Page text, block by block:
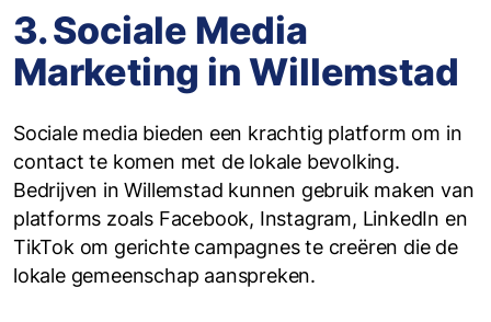
3. Sociale Media
Marketing in Willemstad
Sociale media bieden een krachtig platform om in
contact te komen met de lokale bevolking.
Bedrijven in Willemstad kunnen gebruik maken van
platforms zoals Facebook, Instagram, LinkedIn en
TikTok om gerichte campagnes te creëren die de
lokale gemeenschap aanspreken.